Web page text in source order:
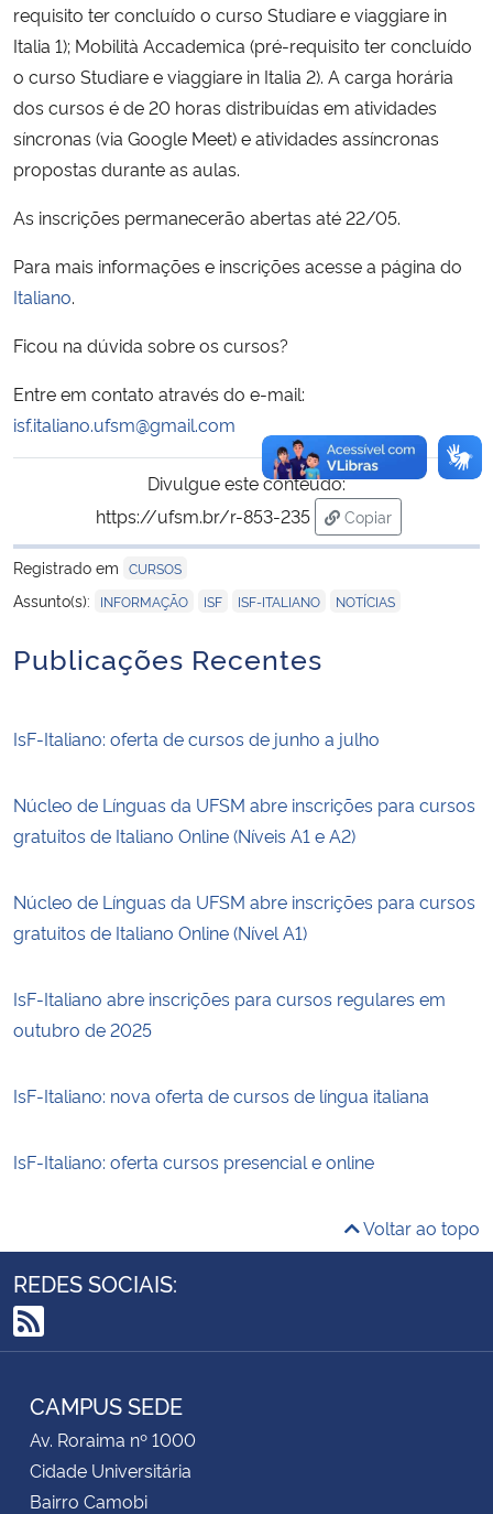
Ministério da Mulher, da Família e dos Direitos Humanos
Secretaria-Geral
Secretaria de Governo
Advocacia-Geral da União
requisito ter concluído o curso Studiare e viaggiare in
Italia 1); Mobilità Accademica (pré-requisito ter concluído
o curso Studiare e viaggiare in Italia 2). A carga horária
dos cursos é de 20 horas distribuídas em atividades
síncronas (via Google Meet) e atividades assíncronas
propostas durante as aulas.
As inscrições permanecerão abertas até 22/05.
Para mais informações e inscrições acesse a página do
Italiano.
Ficou na dúvida sobre os cursos?
Entre em contato através do e-mail:
isf.italiano.ufsm@gmail.com
Divulgue este conteúdo:
https://ufsm.br/r-853-235
Copiar
para área de
Registrado em CURSOS
Assunto(s): INFORMAÇÃO ISF ISF-ITALIANO NOTÍCIAS
Publicações Recentes
IsF-Italiano: oferta de cursos de junho a julho
Núcleo de Línguas da UFSM abre inscrições para cursos
gratuitos de Italiano Online (Níveis A1 e A2)
Núcleo de Línguas da UFSM abre inscrições para cursos
gratuitos de Italiano Online (Nível A1)
IsF-Italiano abre inscrições para cursos regulares em
outubro de 2025
IsF-Italiano: nova oferta de cursos de língua italiana
IsF-Italiano: oferta cursos presencial e online
Voltar ao topo
REDES SOCIAIS:
RSS
CAMPUS SEDE
Av. Roraima nº 1000
Cidade Universitária
Bairro Camobi